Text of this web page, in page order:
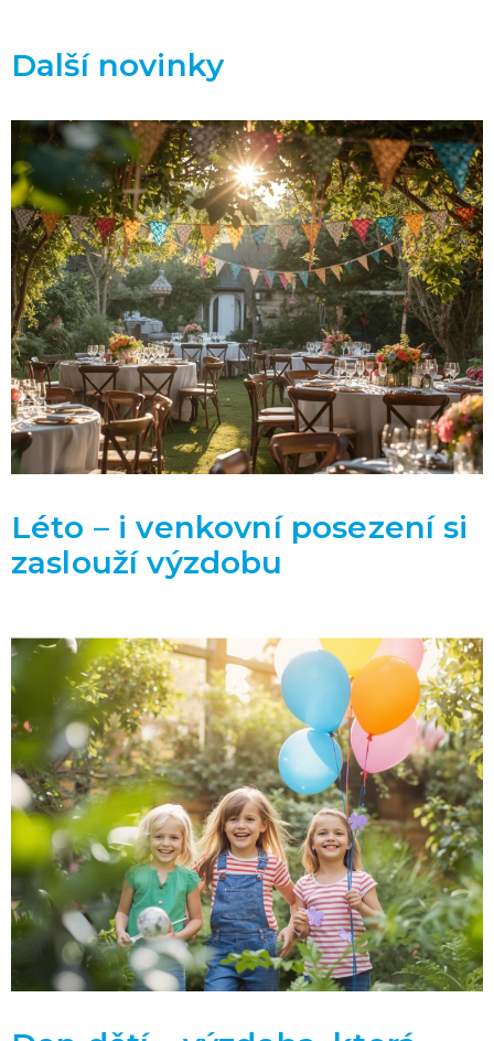
Další novinky
Léto – i venkovní posezení si
zaslouží výzdobu